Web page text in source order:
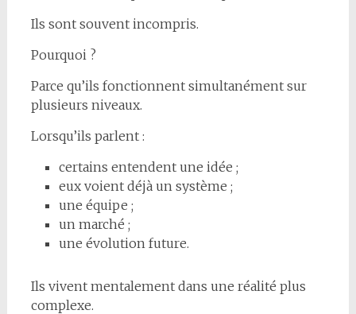
Ils sont souvent incompris.
Pourquoi ?
Parce qu’ils fonctionnent simultanément sur
plusieurs niveaux.
Lorsqu’ils parlent :
certains entendent une idée ;
eux voient déjà un système ;
une équipe ;
un marché ;
une évolution future.
Ils vivent mentalement dans une réalité plus
complexe.